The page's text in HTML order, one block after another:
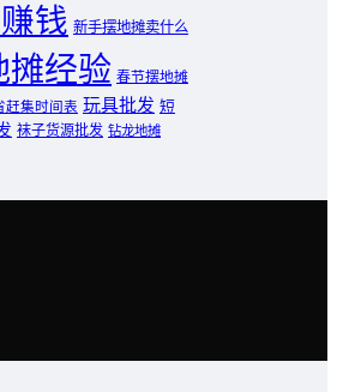
钱 新手摆地摊卖什么
摊经验 春节摆地摊
赶集时间表 玩具批发 短
袜子货源批发 钻龙地摊